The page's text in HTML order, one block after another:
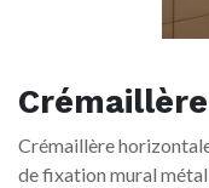
Crémaillère
de fixation mural